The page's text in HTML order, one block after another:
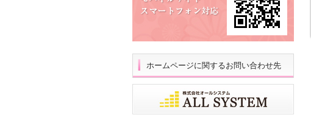
ホームページに関するお問い合わせ先